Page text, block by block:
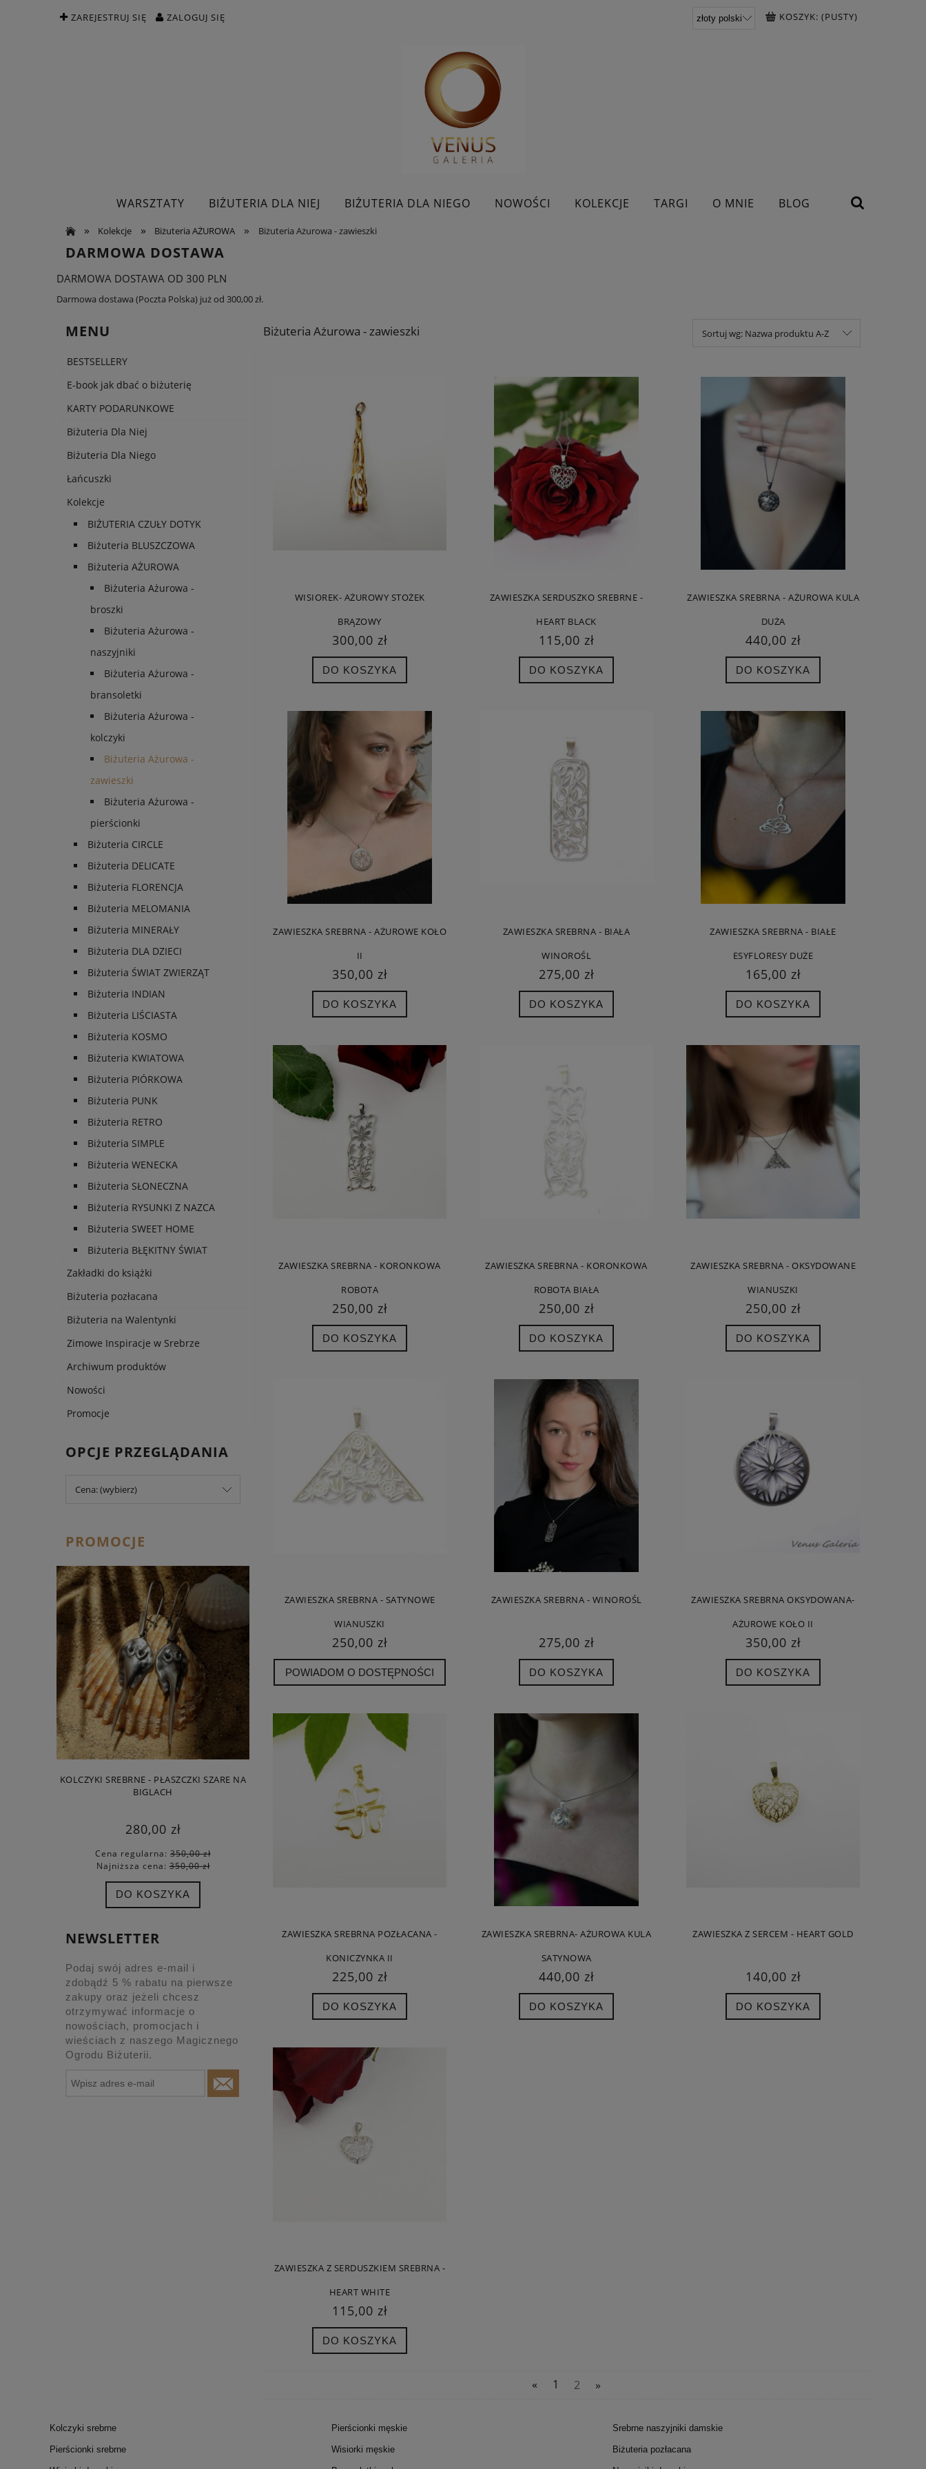
ZAREJESTRUJ SIĘ ZALOGUJ SIĘ KOSZYK: (PUSTY)
WARSZTATY BIŻUTERIA DLA NIEJ BIŻUTERIA DLA NIEGO NOWOŚCI KOLEKCJE TARGI O MNIE BLOG
BESTSELLERY
» Kolekcje » Biżuteria AŻUROWA » Biżuteria Ażurowa - zawieszki
DARMOWA DOSTAWA
DARMOWA DOSTAWA OD 300 PLN
Darmowa dostawa (Poczta Polska) już od 300,00 zł.
MENU
BESTSELLERY
E-book jak dbać o biżuterię
KARTY PODARUNKOWE
Biżuteria Dla Niej
Biżuteria Dla Niego
Łańcuszki
Kolekcje
BIŻUTERIA CZUŁY DOTYK
Biżuteria BLUSZCZOWA
Biżuteria AŻUROWA
Biżuteria Ażurowa -
broszki
Biżuteria Ażurowa -
naszyjniki
Biżuteria Ażurowa -
bransoletki
Biżuteria Ażurowa -
kolczyki
Biżuteria Ażurowa -
zawieszki
Biżuteria Ażurowa -
pierścionki
Biżuteria CIRCLE
Biżuteria DELICATE
Biżuteria FLORENCJA
Biżuteria MELOMANIA
Biżuteria MINERAŁY
Biżuteria DLA DZIECI
Biżuteria ŚWIAT ZWIERZĄT
Biżuteria INDIAN
Biżuteria LIŚCIASTA
Biżuteria KOSMO
Biżuteria KWIATOWA
Biżuteria PIÓRKOWA
Biżuteria PUNK
Biżuteria RETRO
Biżuteria SIMPLE
Biżuteria WENECKA
Biżuteria SŁONECZNA
Biżuteria RYSUNKI Z NAZCA
Biżuteria SWEET HOME
Biżuteria BŁĘKITNY ŚWIAT
Zakładki do książki
Biżuteria pozłacana
Biżuteria na Walentynki
Zimowe Inspiracje w Srebrze
Archiwum produktów
Nowości
Promocje
OPCJE PRZEGLĄDANIA
Cena: (wybierz)
PROMOCJE
KOLCZYKI SREBRNE - PŁASZCZKI SZARE NA
BIGLACH
280,00 zł
Cena regularna: 350,00 zł
Najniższa cena:350,00 zł
DO KOSZYKA
ROZGWIAZDY DUŻE BIAŁE - KOLCZYKI
SREBRNE
392,00 zł
ROZGWIAZDA DUŻA BIAŁA - PIERŚCIONEK
280,00 zł
Cena regularna:
Najniższa cena:
DO KOSZYKA
WISIOREK - OŚMIORNICA BRĄZ, BIŻUTERIA
HANDMADE
NEWSLETTER
Podaj swój adres e-mail i
zdobądź 5 % rabatu na pierwsze
zakupy oraz jeżeli chcesz
otrzymywać informacje o
nowościach, promocjach i
wieściach z naszego Magicznego
Ogrodu Biżuterii.
Biżuteria Ażurowa - zawieszki Sortuj wg: Nazwa produktu A-Z
WISIOREK- AŻUROWY STOŻEK
BRĄZOWY
300,00 zł
DO KOSZYKA
ZAWIESZKA SERDUSZKO SREBRNE -
HEART BLACK
115,00 zł
DO KOSZYKA
ZAWIESZKA SREBRNA - AŻUROWA KULA
DUŻA
440,00 zł
DO KOSZYKA
ZAWIESZKA SREBRNA - AŻUROWE KOŁO
II
350,00 zł
DO KOSZYKA
ZAWIESZKA SREBRNA - BIAŁA
WINOROŚL
275,00 zł
DO KOSZYKA
ZAWIESZKA SREBRNA - BIAŁE
ESYFLORESY DUŻE
165,00 zł
DO KOSZYKA
ZAWIESZKA SREBRNA - KORONKOWA
ROBOTA
250,00 zł
DO KOSZYKA
ZAWIESZKA SREBRNA - KORONKOWA
ROBOTA BIAŁA
250,00 zł
DO KOSZYKA
ZAWIESZKA SREBRNA - OKSYDOWANE
WIANUSZKI
250,00 zł
DO KOSZYKA
ZAWIESZKA SREBRNA - SATYNOWE
WIANUSZKI
250,00 zł
POWIADOM O DOSTĘPNOŚCI
ZAWIESZKA SREBRNA - WINOROŚL
275,00 zł
DO KOSZYKA
ZAWIESZKA SREBRNA OKSYDOWANA-
AŻUROWE KOŁO II
350,00 zł
DO KOSZYKA
ZAWIESZKA SREBRNA POZŁACANA -
KONICZYNKA II
225,00 zł
DO KOSZYKA
ZAWIESZKA SREBRNA- AŻUROWA KULA
SATYNOWA
440,00 zł
DO KOSZYKA
ZAWIESZKA Z SERCEM - HEART GOLD
140,00 zł
DO KOSZYKA
ZAWIESZKA Z SERDUSZKIEM SREBRNA -
HEART WHITE
115,00 zł
DO KOSZYKA
« 1 2 »
Kolczyki srebrne
Pierścionki srebrne
Pierścionki męskie
Wisiorki męskie
Srebrne naszyjniki damskie
Biżuteria pozłacana